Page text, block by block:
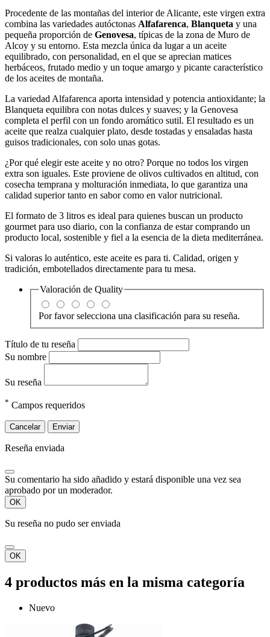
Procedente de las montañas del interior de Alicante, este virgen extra
combina las variedades autóctonas Alfafarenca, Blanqueta y una
pequeña proporción de Genovesa, típicas de la zona de Muro de
Alcoy y su entorno. Esta mezcla única da lugar a un aceite
equilibrado, con personalidad, en el que se aprecian matices
herbáceos, frutado medio y un toque amargo y picante característico
de los aceites de montaña.
La variedad Alfafarenca aporta intensidad y potencia antioxidante; la
Blanqueta equilibra con notas dulces y suaves; y la Genovesa
completa el perfil con un fondo aromático sutil. El resultado es un
aceite que realza cualquier plato, desde tostadas y ensaladas hasta
guisos tradicionales, con solo unas gotas.
¿Por qué elegir este aceite y no otro? Porque no todos los virgen
extra son iguales. Este proviene de olivos cultivados en altitud, con
cosecha temprana y molturación inmediata, lo que garantiza una
calidad superior tanto en sabor como en valor nutricional.
El formato de 3 litros es ideal para quienes buscan un producto
gourmet para uso diario, con la confianza de estar comprando un
producto local, sostenible y fiel a la esencia de la dieta mediterránea.
Si valoras lo auténtico, este aceite es para ti. Calidad, origen y
tradición, embotellados directamente para tu mesa.
Valoración de Quality
Por favor selecciona una clasificación para su reseña.
Título de tu reseña
Su nombre
Su reseña
* Campos requeridos
Cancelar Enviar
Reseña enviada
Su comentario ha sido añadido y estará disponible una vez sea
aprobado por un moderador.
OK
Su reseña no pudo ser enviada
OK
4 productos más en la misma categoría
Nuevo